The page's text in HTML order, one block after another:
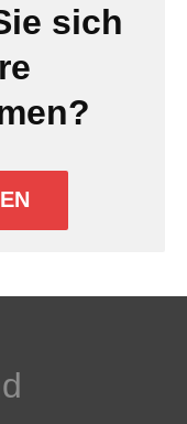
sich